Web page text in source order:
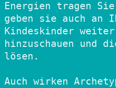
Energien tragen
geben sie auch an
Kindeskinder
hinzuschauen und
lösen.
Auch wirken